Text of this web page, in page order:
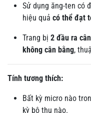
Sử dụng ăng-ten có
hiệu quả có thể đạt
Trang bị 2 đầu ra
không cân bằng,
Tính tương thích:
Bất kỳ micro nào
kỳ bộ thu nào.